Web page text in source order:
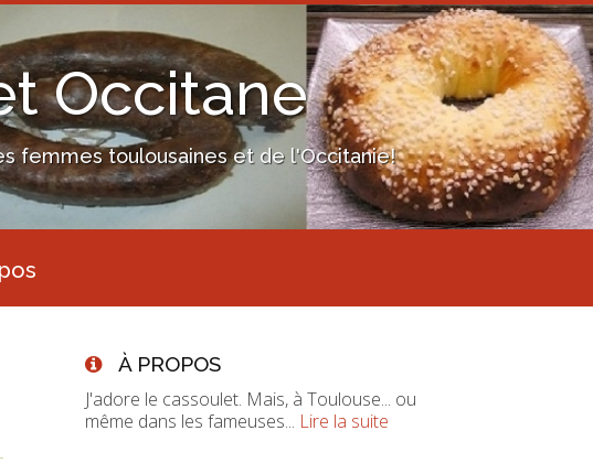
Occitane
femmes toulousaines et de l'Occitanie!
À PROPOS
J'adore le cassoulet. Mais, à Toulouse... ou
même dans les fameuses... Lire la suite